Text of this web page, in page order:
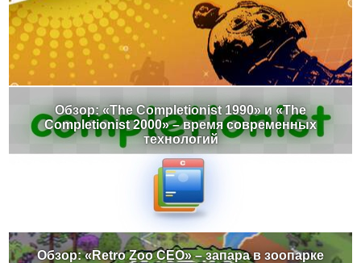
Обзор: «The Completionist 1990» и «The
Completionist 2000» – время современных
технологий
Обзор: «Retro Zoo CEO» – запара в зоопарке